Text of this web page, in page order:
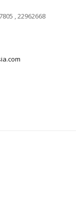
, 22962668